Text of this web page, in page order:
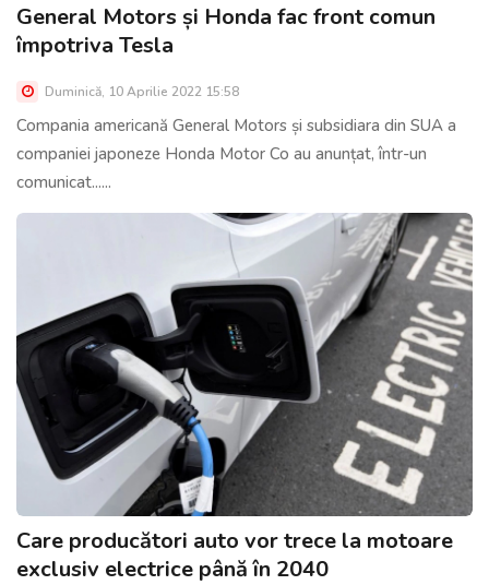
General Motors și Honda fac front comun
împotriva Tesla
Duminică, 10 Aprilie 2022 15:58
Compania americană General Motors și subsidiara din SUA a
companiei japoneze Honda Motor Co au anunțat, într-un
comunicat......
Care producători auto vor trece la motoare
exclusiv electrice până în 2040